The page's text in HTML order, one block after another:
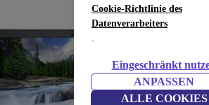
Cookie-Richtlinie des
Datenverarbeiters
.
Eingeschränkt
ANPASSEN
ALLE COOKIES